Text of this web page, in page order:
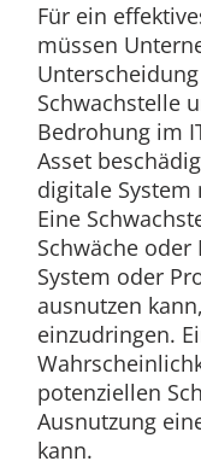
Für ein
müssen
Schwachstelle
Bedrohung im
Asset
digitale System
Eine
Schwäche
System oder
ausnutzen
einzudringen.
potenziellen
Ausnutzung
kann.